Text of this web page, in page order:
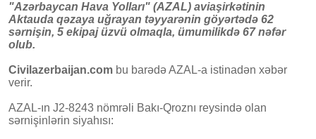
"Azərbaycan Hava Yolları" (AZAL) aviaşirkətinin
Aktauda qəzaya uğrayan təyyarənin göyərtədə 62
sərnişin, 5 ekipaj üzvü olmaqla, ümumilikdə 67 nəfər
olub.
Civilazerbaijan.com bu barədə AZAL-a istinadən xəbər
verir.
AZAL-ın J2-8243 nömrəli Bakı-Qroznı reysində olan
sərnişinlərin siyahısı: